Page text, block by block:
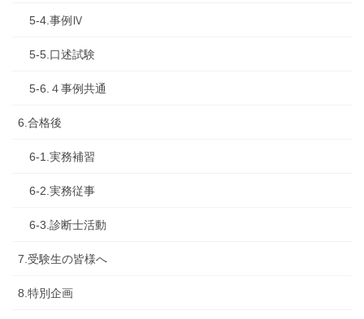
5-4.事例Ⅳ
5-5.口述試験
5-6.４事例共通
6.合格後
6-1.実務補習
6-2.実務従事
6-3.診断士活動
7.受験生の皆様へ
8.特別企画